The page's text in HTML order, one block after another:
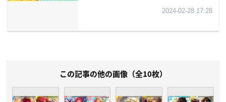
この記事の他の画像（全10枚）